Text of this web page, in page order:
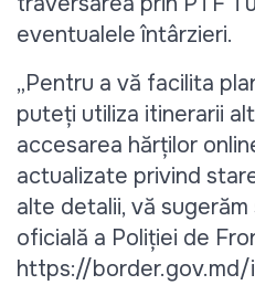
eventualele întârzieri.
„Pentru a vă facilita
puteți utiliza itinerarii
accesarea hărților
actualizate privind
alte detalii, vă
oficială a Poliției de
https://